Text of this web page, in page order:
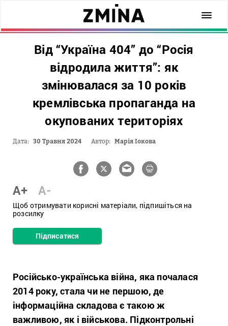
Від “Україна 404” до “Росія
відродила життя”: як
змінювалася за 10 років
кремлівська пропаганда на
окупованих територіях
Дата: 30 Травня 2024 Автор: Марія Іокова
A+ A-
Щоб отримувати корисні матеріали, підпишіться на
розсилку
Підписатися
Російсько-українська війна, яка почалася
2014 року, стала чи не першою, де
інформаційна складова є такою ж
важливою, як і військова. Підконтрольні